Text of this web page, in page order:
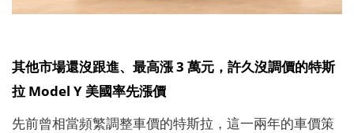
其他市場還沒跟進、最高漲 3 萬元，許久沒調價的特斯
拉 Model Y 美國率先漲價
先前曾相當頻繁調整車價的特斯拉，這一兩年的車價策